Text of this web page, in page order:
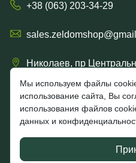
+38 (063) 203-34-29
Николаев, пр
4.7
Мы используем файлы
использование сайта, Вы
использования файлов
данных и